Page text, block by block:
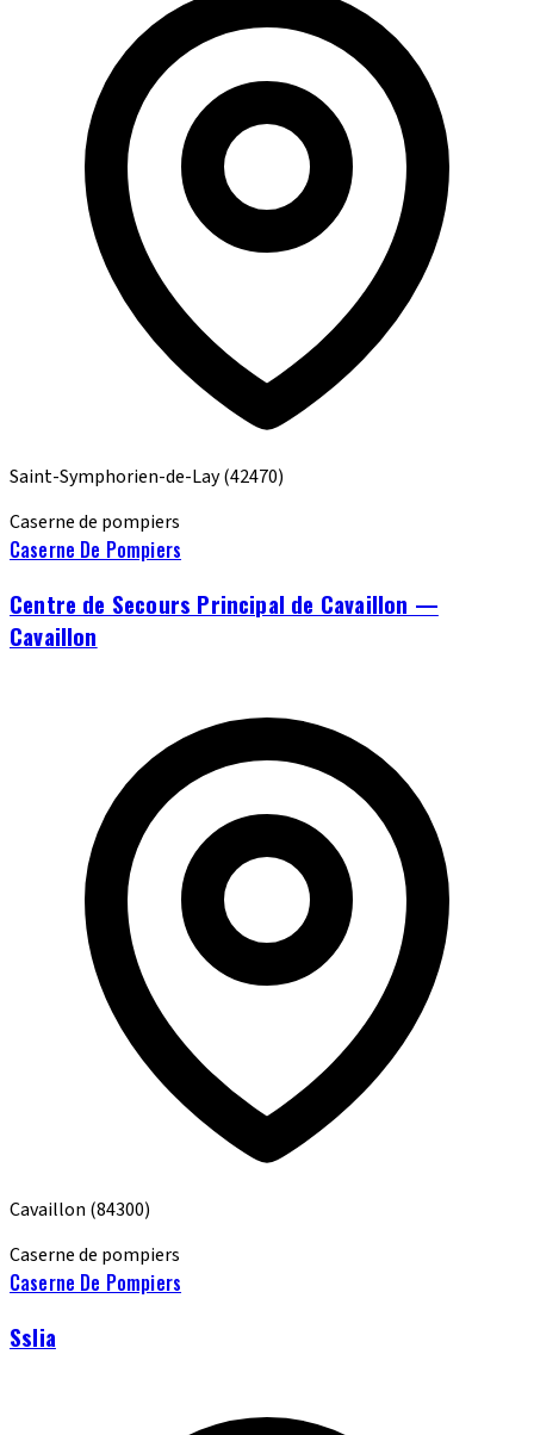
Saint-Symphorien-de-Lay(42470)
Caserne de pompiers
Caserne De Pompiers
Centre de Secours Principal de Cavaillon —
Cavaillon
Cavaillon (84300)
Caserne de pompiers
Caserne De Pompiers
Sslia